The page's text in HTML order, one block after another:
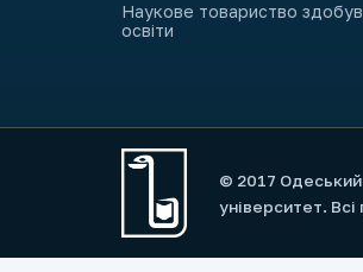
Наукове товариство
освіти
© 2017
університет.